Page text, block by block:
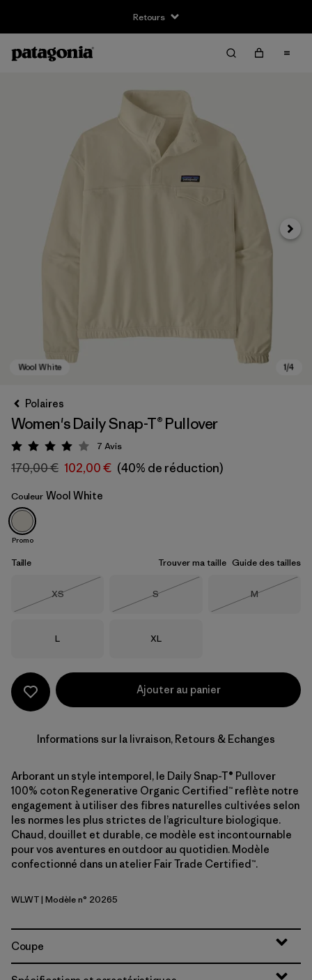
Retours
Wool White
Polaires
Women's Daily Snap-T® Pullover
Évaluation: 4 / 5
7 Avis
170,00 € 102,00 € (40% de réduction)
Couleur Wool White
Promo
Taille Trouver ma taille Guide des tailles
Taille
XS
Taille
S
Taille
M
Taille
L Taille
XL
Ajouter au panier
Informations sur la livraison, Retours & Echanges
Arborant un style intemporel, le Daily Snap-T® Pullover
100% coton Regenerative Organic Certified™ reflète notre
engagement à utiliser des fibres naturelles cultivées selon
les normes les plus strictes de l’agriculture biologique.
Chaud, douillet et durable, ce modèle est incontournable
pour vos aventures en outdoor au quotidien. Modèle
confectionné dans un atelier Fair Trade Certified™.
Wool White
WLWT| Modèle n° 20265
Coupe